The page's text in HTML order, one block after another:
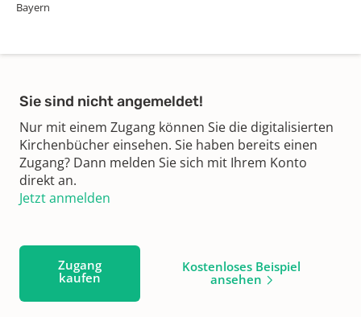
Bayern
Sie sind nicht angemeldet!
Nur mit einem Zugang können Sie die digitalisierten
Kirchenbücher einsehen. Sie haben bereits einen
Zugang? Dann melden Sie sich mit Ihrem Konto
direkt an.
Jetzt anmelden
Zugang
kaufen
Kostenloses Beispiel
ansehen